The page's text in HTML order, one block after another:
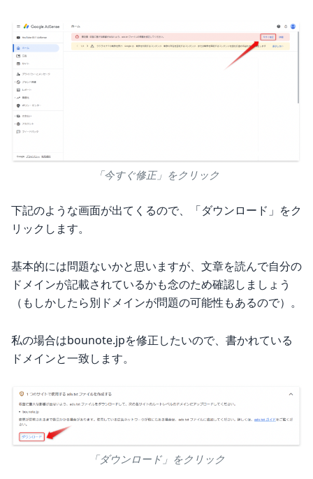
「今すぐ修正」をクリック
下記のような画面が出てくるので、「ダウンロード」をク
リックします。
基本的には問題ないかと思いますが、文章を読んで自分の
ドメインが記載されているかも念のため確認しましょう
（もしかしたら別ドメインが問題の可能性もあるので）。
私の場合はbounote.jpを修正したいので、書かれている
ドメインと一致します。
「ダウンロード」をクリック